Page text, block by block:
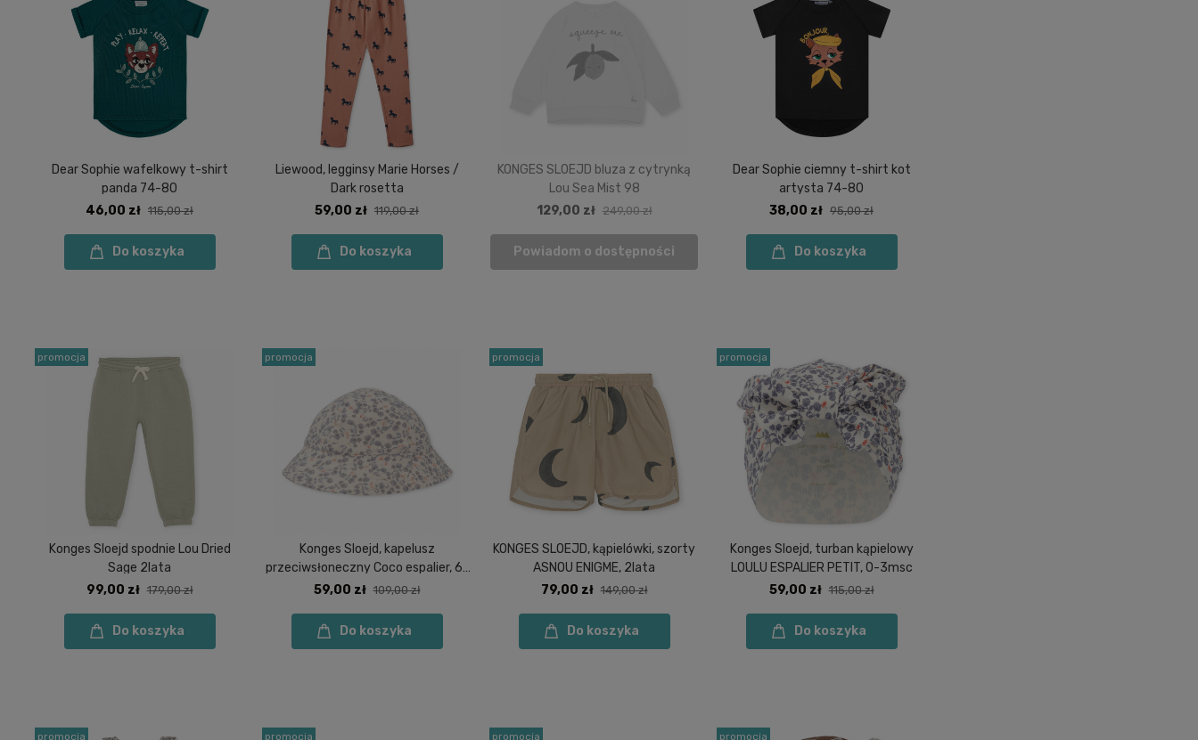
Dear Sophie wafelkowy t-shirt
panda 74-80
46,00 zł 115,00 zł
Do koszyka
Liewood, legginsy Marie Horses /
Dark rosetta
59,00 zł 119,00 zł
Do koszyka
KONGES SLOEJD bluza z cytrynką
Lou Sea Mist 98
129,00 zł 249,00 zł
Powiadom o dostępności
Dear Sophie ciemny t-shirt kot
artysta 74-80
38,00 zł 95,00 zł
Do koszyka
Konges Sloejd spodnie Lou Dried
Sage 2lata
99,00 zł 179,00 zł
Do koszyka
promocja
Konges Sloejd, kapelusz
przeciwsłoneczny Coco espalier, 6-
9msc
59,00 zł 109,00 zł
Do koszyka
promocja
KONGES SLOEJD, kąpielówki, szorty
ASNOU ENIGME, 2lata
79,00 zł 149,00 zł
Do koszyka
promocja
Konges Sloejd, turban kąpielowy
LOULU ESPALIER PETIT, 0-3msc
59,00 zł 115,00 zł
Do koszyka
promocja
promocja promocja promocja promocja